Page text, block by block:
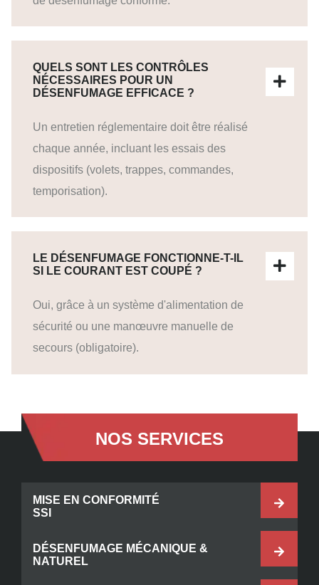
QUELS SONT LES CONTRÔLES
NÉCESSAIRES POUR UN
DÉSENFUMAGE EFFICACE ?
Un entretien réglementaire doit être réalisé
chaque année, incluant les essais des
dispositifs (volets, trappes, commandes,
temporisation).
LE DÉSENFUMAGE FONCTIONNE-T-IL
SI LE COURANT EST COUPÉ ?
Oui, grâce à un système d'alimentation de
sécurité ou une manœuvre manuelle de
secours (obligatoire).
NOS SERVICES
MISE EN CONFORMITÉ
SSI
DÉSENFUMAGE MÉCANIQUE &
NATUREL